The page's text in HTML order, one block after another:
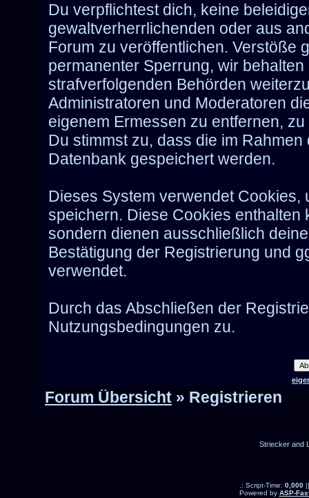
Du verpflichtest dich, keine
gewaltverherrlichenden oder aus
Forum zu veröffentlichen. Verstöße
permanenter Sperrung, wir
strafverfolgenden Behörden
Administratoren und Moderatoren
eigenem Ermessen zu entfernen,
Du stimmst zu, dass die im
Datenbank gespeichert werden.
Dieses System verwendet Cookies,
speichern. Diese Cookies
sondern dienen ausschließlich
Bestätigung der Registrierung und
verwendet.
Durch das Abschließen der
Nutzungsbedingungen zu.
Forum Übersicht » Registrieren
Striecker and
.: Script-Time: 0,000||
Powered by ASP-